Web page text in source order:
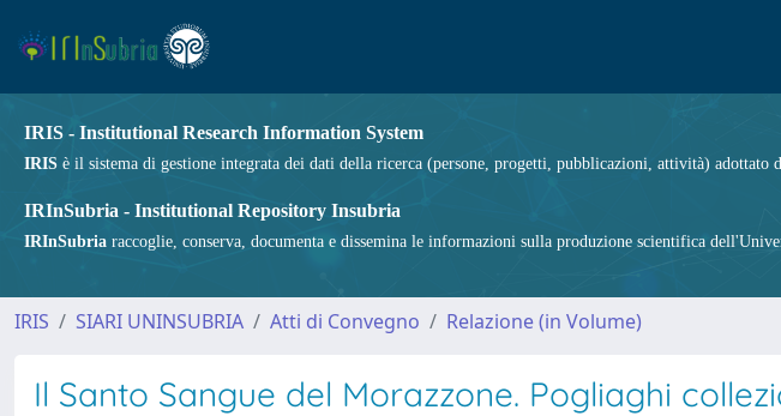
IRIS - Institutional Research Information System
IRIS è il sistema di gestione integrata dei dati della ricerca (persone, progetti, pubblicazioni, attività) adottato
IRInSubria - Institutional Repository Insubria
IRInSubria raccoglie, conserva, documenta e dissemina le informazioni sulla produzione scientifica
IRIS SIARI UNINSUBRIA Atti di Convegno Relazione (in Volume)
Il Santo Sangue del Morazzone. Pogliaghi